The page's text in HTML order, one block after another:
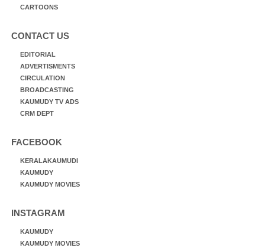
CARTOONS
CONTACT US
EDITORIAL
ADVERTISMENTS
CIRCULATION
BROADCASTING
KAUMUDY TV ADS
CRM DEPT
FACEBOOK
KERALAKAUMUDI
KAUMUDY
KAUMUDY MOVIES
INSTAGRAM
KAUMUDY
KAUMUDY MOVIES